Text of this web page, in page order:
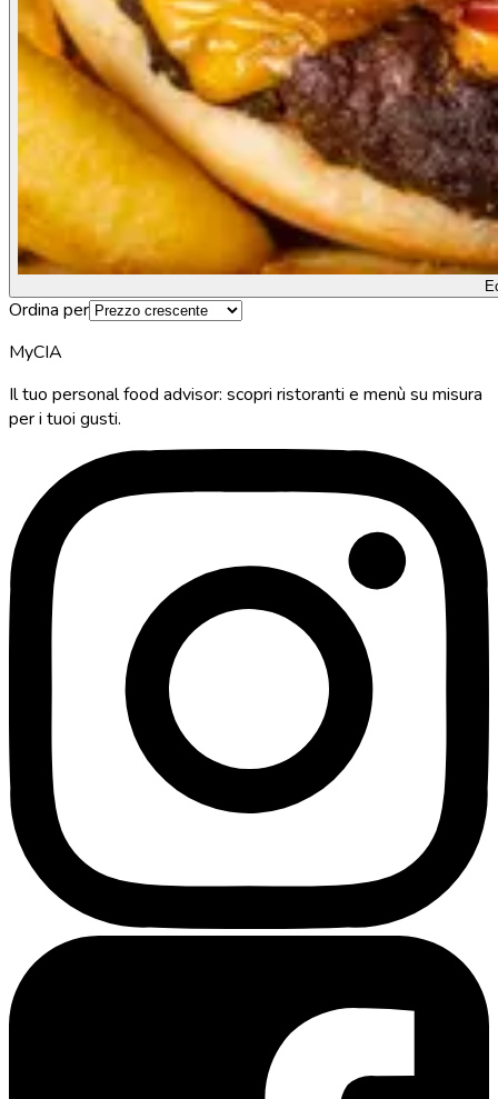
Ordina per
MyCIA
Il tuo personal food advisor: scopri ristoranti e menù su misura
per i tuoi gusti.